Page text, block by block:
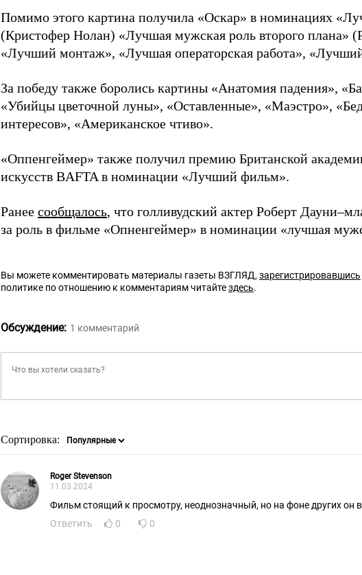
Помимо этого картина получила «Оскар» в номинациях
(Кристофер Нолан) «Лучшая мужская роль второго плана»
«Лучший монтаж», «Лучшая операторская работа»,
За победу также боролись картины «Анатомия падения»,
«Убийцы цветочной луны», «Оставленные», «Маэстро»,
интересов», «Американское чтиво».
«Оппенгеймер» также получил премию Британской
искусств BAFTA в номинации «Лучший фильм».
Ранее сообщалось, что голливудский актер Роберт
за роль в фильме «Опненгеймер» в номинации «лучшая
Вы можете комментировать материалы газеты ВЗГЛЯД,зарегистрировавшись
политике по отношению к комментариям читайтездесь.
Обсуждение: 1 комментарий
Сортировка:
Roger Stevenson
11.03.2024
Фильм стоящий к просмотру, неоднозначный, но на фоне других он
Ответить
0 0